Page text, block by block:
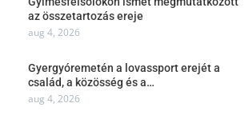
az összetartozás ereje
aug 4, 2026
Gyergyóremetén a lovassport erejét a
család, a közösség és a…
aug 4, 2026